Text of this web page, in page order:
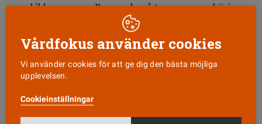
enskilda generna. Beroende på typ av gener börjar
de antingen bilda fler eller färre så kallade
intracellulära budbärare. Budbärarna talar i sin tur
om för cellerna hur de ska uppföra sig. Hittills har
ett 50-tal sådana gener identifierats.
Det forskarna drömmer om är att hitta just den
eller de gener som kan tänkas ligga bakom att vissa
Vårdfokus använder cookies
Vi använder cookies för att ge dig den bästa möjliga
upplevelsen.
Cookieinställningar